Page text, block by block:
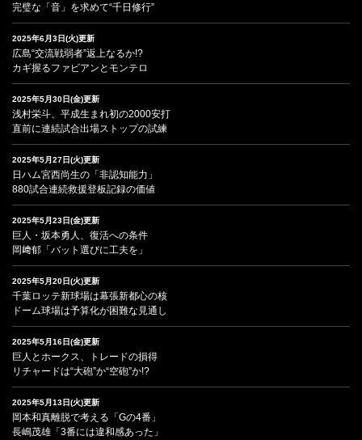
完璧な「音」を求めて“千日修行”
2025年6月3日(火)更新
広島“交流戦弱者”返上なるか!?
カギ握るファビアンとモンテロ
2025年5月30日(金)更新
浅村栄斗、平成生まれ初の2000安打
直前に連続試合出場ストップの試練
2025年5月27日(火)更新
日ハム宮西尚生の「非認知能力」
880試合連続救援登板記録の価値
2025年5月23日(金)更新
巨人・坂本勇人、復活への条件
岡﨑郁「バット選びに工夫を」
2025年5月20日(火)更新
千葉ロッテ新球場は幕張新都心の核
ドーム球場は予算化が困難な見通し
2025年5月16日(金)更新
巨人とホークス、トレードの損得
リチャードは“大砲”か“空砲”か!?
2025年5月13日(火)更新
岡本和真離脱で考える「Gの4番」
長嶋茂雄「3番には違和感あった」